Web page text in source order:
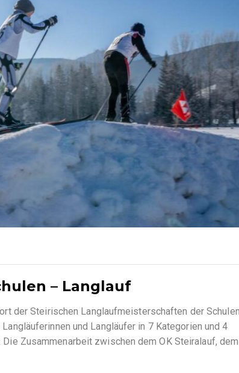
– Langlauf
der Steirischen Langlaufmeisterschaften der
und Langläufer in 7 Kategorien und 4
Zusammenarbeit zwischen dem OK Steiralauf,